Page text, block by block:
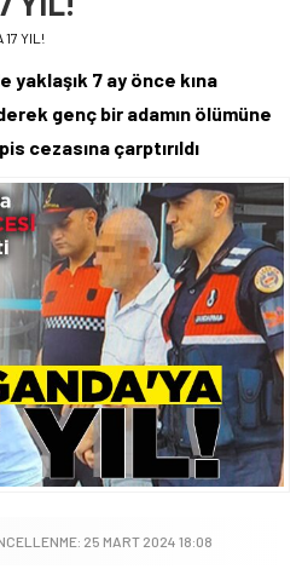
17 YIL!
yaklaşık 7 ay önce kına
genç bir adamın ölümüne
cezasına çarptırıldı
25 MART 2024 18:08